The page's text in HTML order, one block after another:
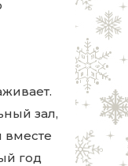
зал,
вместе
год